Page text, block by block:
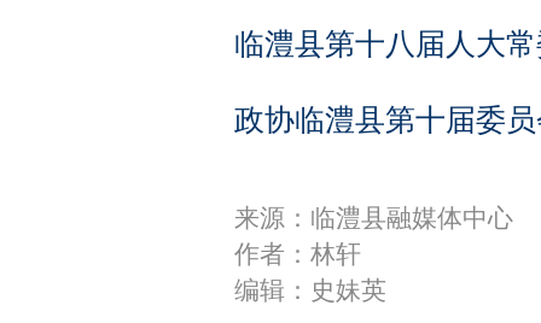
临澧县第十八届人大
政协临澧县第十届委
来源：临澧县融媒体中心
作者：林轩
编辑：史妹英